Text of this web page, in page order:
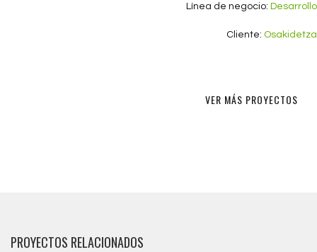
Línea de negocio: Desarrollo
Cliente: Osakidetza
VER MÁS PROYECTOS
PROYECTOS RELACIONADOS